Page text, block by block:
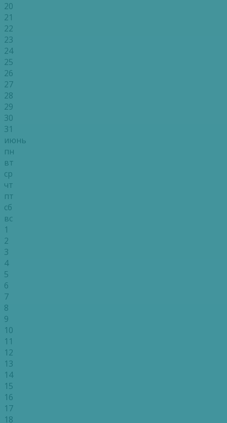
20
21
22
23
24
25
26
27
28
29
30
31
июнь
пн
вт
ср
чт
пт
сб
вс
1
2
3
4
5
6
7
8
9
10
11
12
13
14
15
16
17
18